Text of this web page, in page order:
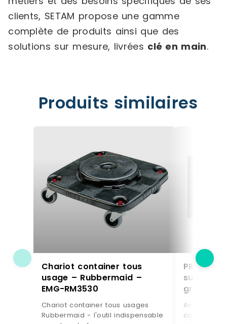
clients, SETAM propose une gamme
complète de produits ainsi que des
solutions sur mesure, livrées clé en main.
Produits similaires
Chariot container tous
usage – Rubbermaid –
EMG-RM3530
Chariot container tous usages
Rubbermaid - l'outil indispensable
support,
gris
Avec la
compris